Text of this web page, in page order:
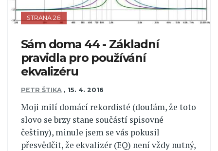
STRANA 26
Sám doma 44 - Základní
pravidla pro používání
ekvalizéru
PETR ŠTIKA , 15. 4. 2016
Moji milí domácí rekordisté (doufám, že toto
slovo se brzy stane součástí spisovné
češtiny), minule jsem se vás pokusil
přesvědčit, že ekvalizér (EQ) není vždy nutný,